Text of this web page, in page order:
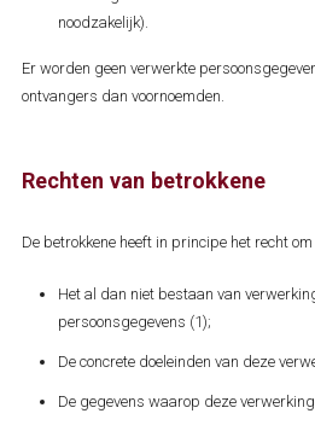
noodzakelijk).
Er worden geen verwerkte
ontvangers dan voornoemden.
Rechten van betrokkene
De betrokkene heeft in principe het recht
Het al dan niet bestaan van
persoonsgegevens (1);
De concrete doeleinden van deze
De gegevens waarop deze